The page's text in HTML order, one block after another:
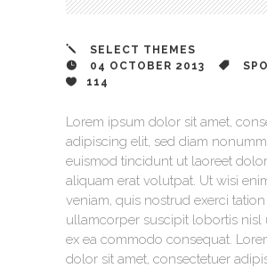
SELECT THEMES
04 OCTOBER 2013
114
Lorem ipsum dolor sit amet,
adipiscing elit, sed diam
euismod tincidunt ut laoreet
aliquam erat volutpat. Ut wisi
veniam, quis nostrud exerci tation
ullamcorper suscipit lobortis nisl
ex ea commodo consequat.
dolor sit amet, consectetuer